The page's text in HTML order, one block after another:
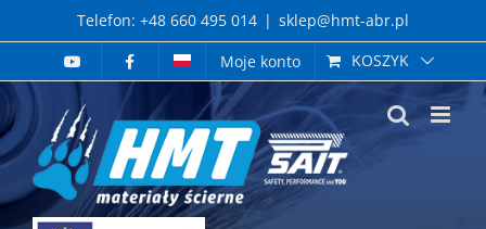
to
Telefon: +48 660 495 014 | sklep@hmt-abr.pl
Moje konto
KOSZYK